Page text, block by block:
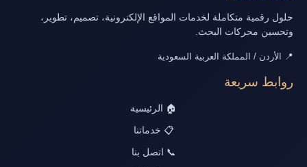
حلول رقمية متكاملة لخدمات المواقع الإلكترونية، تصميم، تطوير،
وتحسين محركات البحث.
📍 الأردن / المملكة العربية السعودية
روابط سريعة
🏠 الرئيسية
📋 خدماتنا
📞 اتصل بنا